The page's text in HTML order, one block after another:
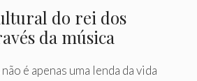
do rei dos
da música
é apenas uma lenda da vida